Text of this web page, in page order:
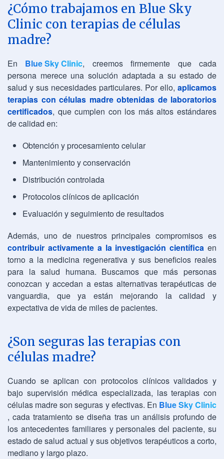
¿Cómo trabajamos en Blue Sky
Clinic con terapias de células
madre?
En Blue Sky Clinic, creemos firmemente que cada
persona merece una solución adaptada a su estado de
salud y sus necesidades particulares. Por ello, aplicamos
terapias con células madre obtenidas de laboratorios
certificados, que cumplen con los más altos estándares
de calidad en:
Obtención y procesamiento celular
Mantenimiento y conservación
Distribución controlada
Protocolos clínicos de aplicación
Evaluación y seguimiento de resultados
Además, uno de nuestros principales compromisos es
contribuir activamente a la investigación científica en
torno a la medicina regenerativa y sus beneficios reales
para la salud humana. Buscamos que más personas
conozcan y accedan a estas alternativas terapéuticas de
vanguardia, que ya están mejorando la calidad y
expectativa de vida de miles de pacientes.
¿Son seguras las terapias con
células madre?
Cuando se aplican con protocolos clínicos validados y
bajo supervisión médica especializada, las terapias con
células madre son seguras y efectivas. En Blue Sky Clinic
, cada tratamiento se diseña tras un análisis profundo de
los antecedentes familiares y personales del paciente, su
estado de salud actual y sus objetivos terapéuticos a corto,
mediano y largo plazo.